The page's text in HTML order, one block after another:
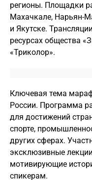
регионы. Площадки
Махачкале, Нарьян-
и Якутске.
ресурсах общества
«Триколор».
Ключевая тема
России. Программа
для достижений
спорте,
других сферах.
эксклюзивные
мотивирующие
спикерам.